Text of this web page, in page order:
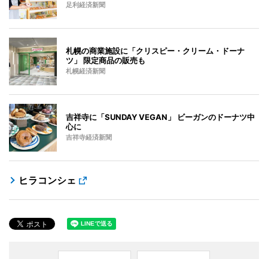
足利経済新聞
札幌の商業施設に「クリスピー・クリーム・ドーナ
ツ」 限定商品の販売も
札幌経済新聞
吉祥寺に「SUNDAY VEGAN」 ビーガンのドーナツ中
心に
吉祥寺経済新聞
ヒラコンシェ